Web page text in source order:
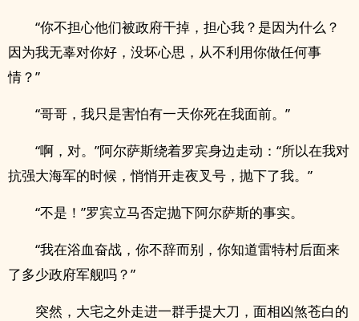
“你不担心他们被政府干掉，担心我？是因为什么？
因为我无辜对你好，没坏心思，从不利用你做任何事
情？”
“哥哥，我只是害怕有一天你死在我面前。”
“啊，对。”阿尔萨斯绕着罗宾身边走动：“所以在我对
抗强大海军的时候，悄悄开走夜叉号，抛下了我。”
“不是！”罗宾立马否定抛下阿尔萨斯的事实。
“我在浴血奋战，你不辞而别，你知道雷特村后面来
了多少政府军舰吗？”
突然，大宅之外走进一群手提大刀，面相凶煞苍白的